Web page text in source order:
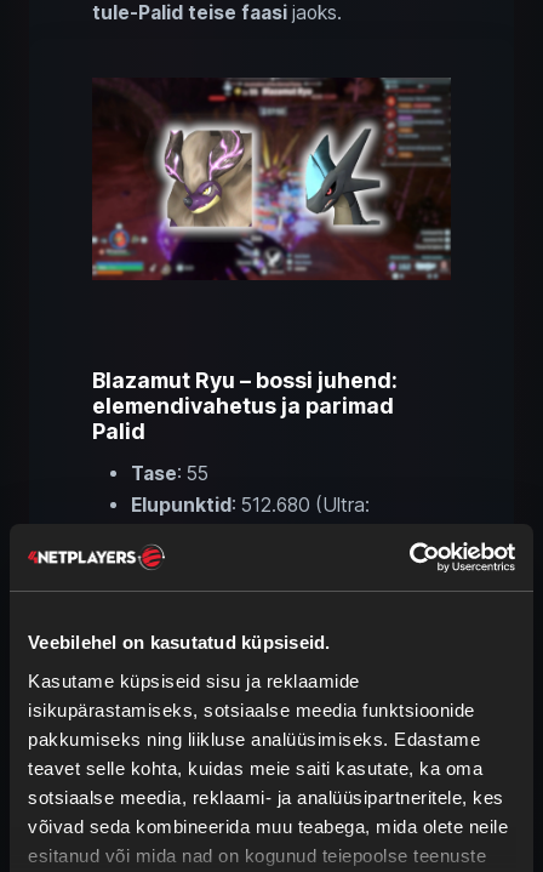
Veebilehel on kasutatud küpsiseid.
Kasutame küpsiseid sisu ja reklaamide
isikupärastamiseks, sotsiaalse meedia funktsioonide
pakkumiseks ning liikluse analüüsimiseks. Edastame
teavet selle kohta, kuidas meie saiti kasutate, ka oma
sotsiaalse meedia, reklaami- ja analüüsipartneritele, kes
võivad seda kombineerida muu teabega, mida olete neile
esitanud või mida nad on kogunud teiepoolse teenuste
tule-Palid teise faasi jaoks.
Blazamut Ryu – bossi juhend:
elemendivahetus ja parimad
Palid
Tase: 55
Elupunktid: 512.680 (Ultra:
Blazamut Ryuondraakoni-ja
ja veetüüpiPale. Tal on aga samuti
teine faas, milles ta muutub
elektritüübiks. Üldiselt onvee-Palid,
nagu Jormuntide või Neptilius, hea
valik, kuid hoia teise faasi jaoks valmis ka
maatüüpiPale, näiteksKnocklem .